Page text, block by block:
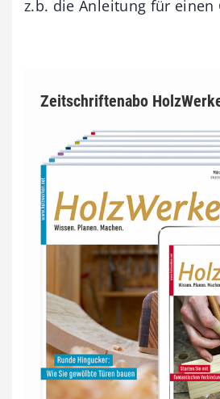
z.b. die Anleitung für einen
Zeitschriftenabo